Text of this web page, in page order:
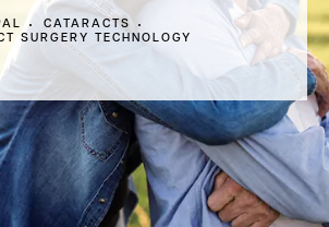
CATARACTS
SURGERY TECHNOLOGY